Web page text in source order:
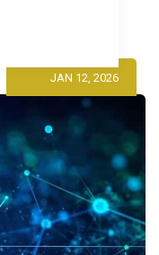
JAN 12, 2026